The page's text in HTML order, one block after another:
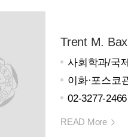
Trent M.
사회학과/국
이화·포스코
02-3277-2466
READ More